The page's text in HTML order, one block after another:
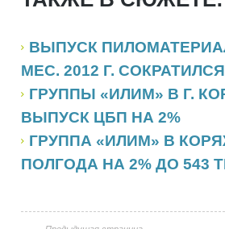
ВЫПУСК
МЕС. 2012 Г.
ГРУППЫ «ИЛИМ» В Г.
ВЫПУСК ЦБП НА 2%
ГРУППА «ИЛИМ» В
ПОЛГОДА НА 2% ДО 543